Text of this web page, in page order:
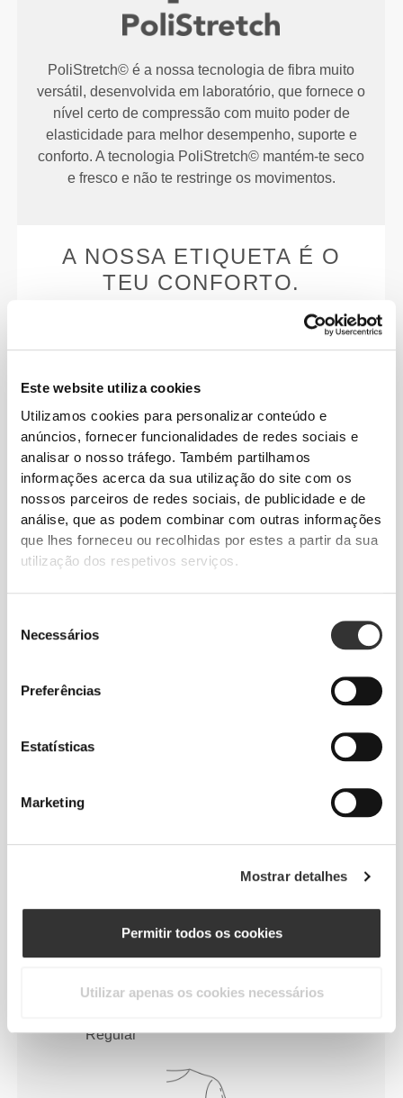
Este website utiliza cookies
Utilizamos cookies para personalizar conteúdo e
anúncios, fornecer funcionalidades de redes sociais e
analisar o nosso tráfego. Também partilhamos
informações acerca da sua utilização do site com os
nossos parceiros de redes sociais, de publicidade e de
análise, que as podem combinar com outras informações
que lhes forneceu ou recolhidas por estes a partir da sua
utilização dos respetivos serviços.
Necessários
Preferências
Estatísticas
Marketing
Mostrar detalhes
Permitir todos os cookies
Utilizar apenas os cookies necessários
PoliStretch© é a nossa tecnologia de fibra muito
versátil, desenvolvida em laboratório, que fornece o
nível certo de compressão com muito poder de
elasticidade para melhor desempenho, suporte e
conforto. A tecnologia PoliStretch© mantém-te seco
e fresco e não te restringe os movimentos.
A NOSSA ETIQUETA É O
TEU CONFORTO.
Sem etiquetas cosidas
As nossas roupas são sinónimo de conforto.
Optamos por uma abordagem que deixa uma marca
importante no nosso vestuário: não há costuras! A
ausência de etiquetas cosidas reforça a sensação
de conforto, pois não causa irritação na pele.
DICAS DE TAMANHOS
Justo
Sente o teu corpo a cada movimento.
Este corte mais justo realça a silhueta
do teu corpo.
Regular